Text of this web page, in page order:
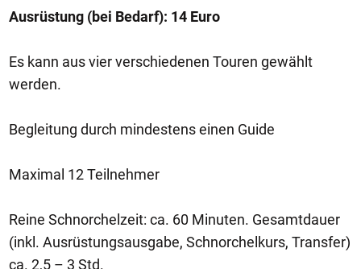
Ausrüstung (bei Bedarf): 14 Euro
Es kann aus vier verschiedenen Touren gewählt
werden.
Begleitung durch mindestens einen Guide
Maximal 12 Teilnehmer
Reine Schnorchelzeit: ca. 60 Minuten. Gesamtdauer
(inkl. Ausrüstungsausgabe, Schnorchelkurs, Transfer)
ca. 2,5 – 3 Std.